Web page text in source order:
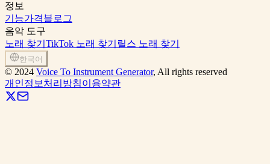
정보
기능가격블로그
음악 도구
노래 찾기 TikTok 노래 찾기 릴스 노래 찾기
한국어
© 2024 Voice To Instrument Generator, All rights reserved
개인정보처리방침이용약관